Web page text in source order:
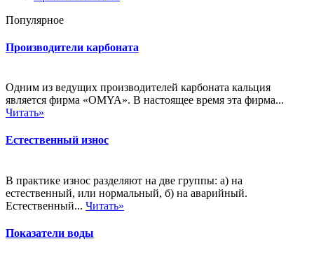
Популярное
Производители карбоната
Одним из ведущих производителей карбоната кальция
является фирма «OMYA». В настоящее время эта фирма...
Читать»
Естественный износ
В практике износ разделяют на две группы: а) на
естественный, или нормальный, б) на аварийный.
Естественный... Читать»
Показатели воды